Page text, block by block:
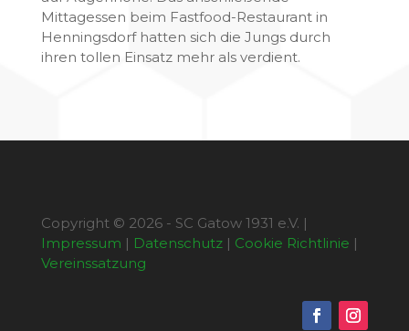
Mittagessen beim Fastfood-Restaurant in
Henningsdorf hatten sich die Jungs durch
ihren tollen Einsatz mehr als verdient.
Copyright © 2026 - SC Gatow 1931 e.V. |
Impressum | Datenschutz| Cookie Richtlinie |
Vereinssatzung